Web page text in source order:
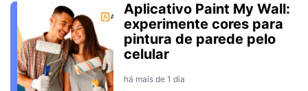
Aplicativo Paint My Wall:
experimente cores para
pintura de parede pelo
celular
há mais de 1 dia